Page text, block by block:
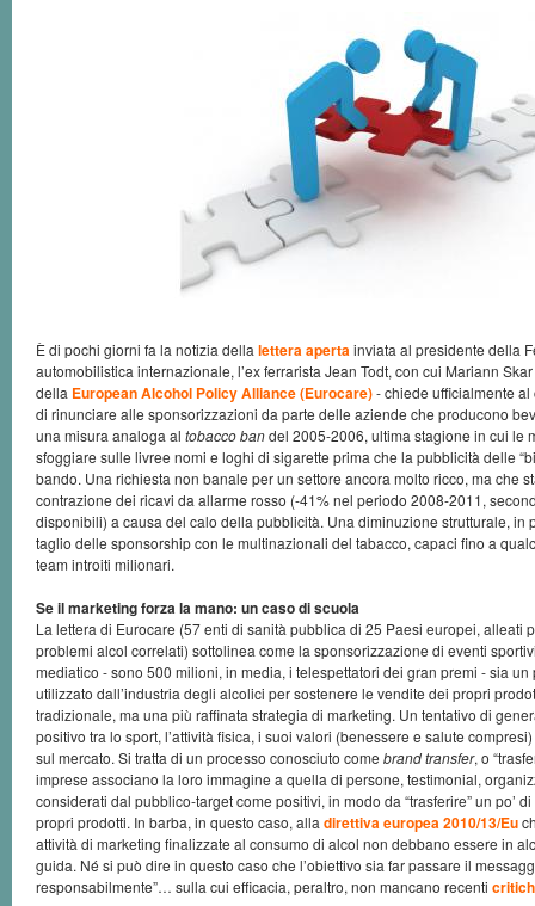
È di pochi giorni fa la notizia della lettera apertainviata al presidente della
automobilistica internazionale, l’ex ferrarista Jean Todt, con cui Mariann
della European Alcohol Policy Alliance (Eurocare)- chiede ufficialmente
di rinunciare alle sponsorizzazioni da parte delle aziende che producono
una misura analoga al tobacco bandel 2005-2006, ultima stagione in cui le
sfoggiare sulle livree nomi e loghi di sigarette prima che la pubblicità delle
bando. Una richiesta non banale per un settore ancora molto ricco, ma che
contrazione dei ricavi da allarme rosso (-41% nel periodo 2008-2011,
disponibili) a causa del calo della pubblicità. Una diminuzione strutturale, in
taglio delle sponsorship con le multinazionali del tabacco, capaci fino a
team introiti milionari.
Se il marketing forza la mano: un caso di scuola
La lettera di Eurocare (57 enti di sanità pubblica di 25 Paesi europei, alleati
problemi alcol correlati) sottolinea come la sponsorizzazione di eventi
mediatico - sono 500 milioni, in media, i telespettatori dei gran premi - sia un
utilizzato dall’industria degli alcolici per sostenere le vendite dei propri
tradizionale, ma una più raffinata strategia di marketing. Un tentativo di
positivo tra lo sport, l’attività fisica, i suoi valori (benessere e salute
sul mercato. Si tratta di un processo conosciuto come brand transfer, o
imprese associano la loro immagine a quella di persone, testimonial,
considerati dal pubblico-target come positivi, in modo da “trasferire” un po’
propri prodotti. In barba, in questo caso, alla direttiva europea 2010/13/Eu
attività di marketing finalizzate al consumo di alcol non debbano essere in
guida. Né si può dire in questo caso che l’obiettivo sia far passare il
responsabilmente”… sulla cui efficacia, peraltro, non mancano recenti